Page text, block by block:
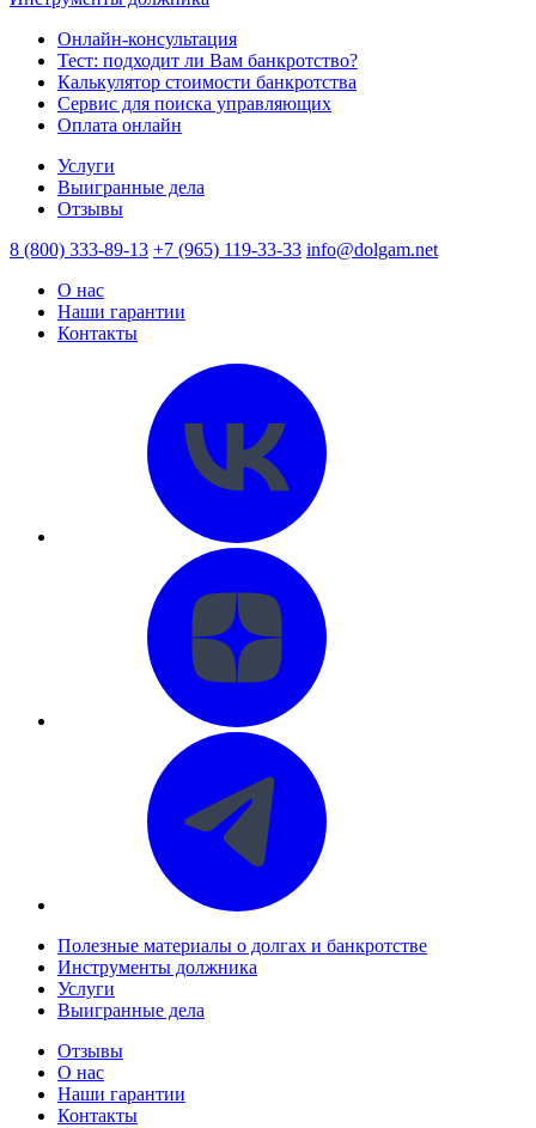
Онлайн-консультация
Тест: подходит ли Вам банкротство?
Калькулятор стоимости банкротства
Сервис для поиска управляющих
Оплата онлайн
Услуги
Выигранные дела
Отзывы
8 (800) 333-89-13 +7 (965) 119-33-33 info@dolgam.net
О нас
Наши гарантии
Контакты
Полезные материалы о долгах и банкротстве
Инструменты должника
Услуги
Выигранные дела
Отзывы
О нас
Наши гарантии
Контакты